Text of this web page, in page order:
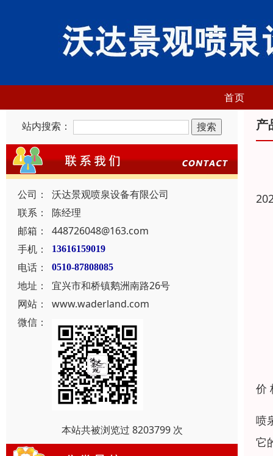
首页
站内搜索：
公司：
沃达景观喷泉设备有限公司
联系：
陈经理
邮箱：
448726048@163.com
手机：
13616159019
电话： 0510-87808085
地址：
宜兴市和桥镇鹅洲南路26号
网站：
www.waderland.com
微信：
本站共被浏览过 8203799 次
产
价
喷
它